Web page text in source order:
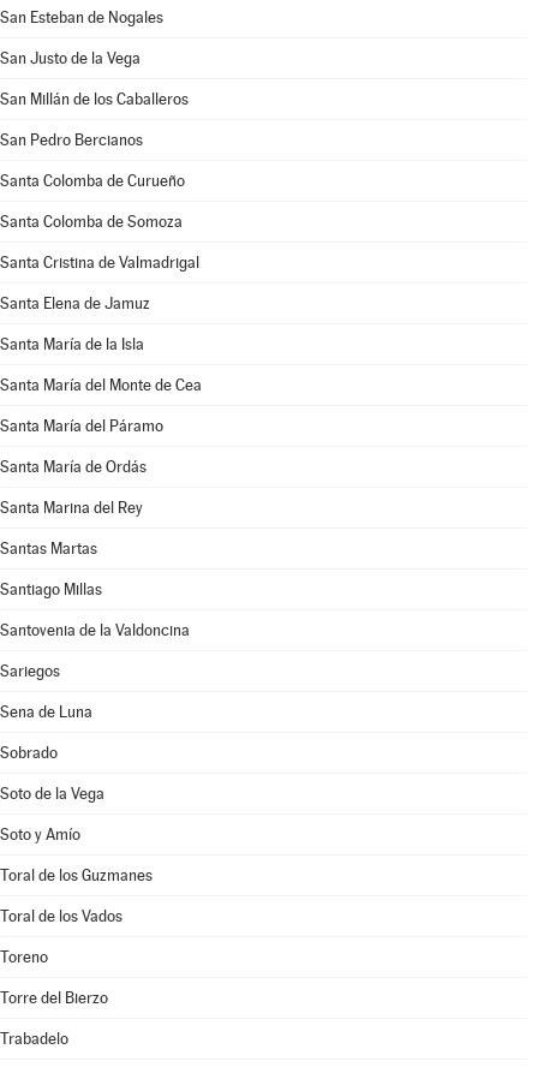
San Esteban de Nogales
San Justo de la Vega
San Millán de los Caballeros
San Pedro Bercianos
Santa Colomba de Curueño
Santa Colomba de Somoza
Santa Cristina de Valmadrigal
Santa Elena de Jamuz
Santa María de la Isla
Santa María del Monte de Cea
Santa María del Páramo
Santa María de Ordás
Santa Marina del Rey
Santas Martas
Santiago Millas
Santovenia de la Valdoncina
Sariegos
Sena de Luna
Sobrado
Soto de la Vega
Soto y Amío
Toral de los Guzmanes
Toral de los Vados
Toreno
Torre del Bierzo
Trabadelo